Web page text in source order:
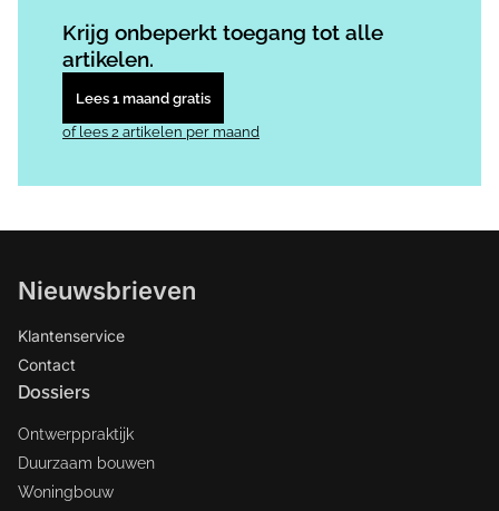
Krijg onbeperkt toegang tot alle
artikelen.
Lees 1 maand gratis
of lees 2 artikelen per maand
Nieuwsbrieven
Klantenservice
Contact
Dossiers
Ontwerppraktijk
Duurzaam bouwen
Woningbouw